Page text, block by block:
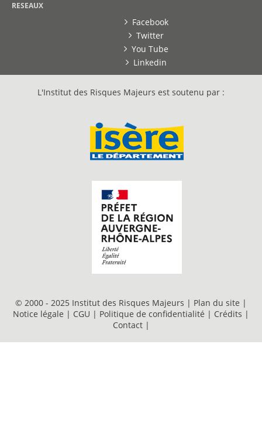
RESEAUX
Facebook
Twitter
You Tube
Linkedin
L'Institut des Risques Majeurs est soutenu par :
© 2000 - 2025 Institut des Risques Majeurs | Plan du site |
Notice légale | CGU | Politique de confidentialité | Crédits |
Contact |